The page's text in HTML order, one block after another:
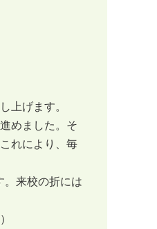
上げます。
めました。そ
れにより、毎
来校の折には